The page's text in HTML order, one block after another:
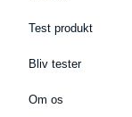
Test produkt
Bliv tester
Om os